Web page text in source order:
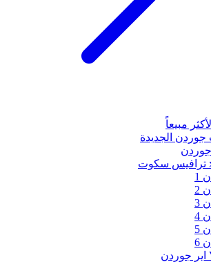
مبيعاً
جوردن الجديدة
جوردن
1
2
3
4
5
6
اير جوردن